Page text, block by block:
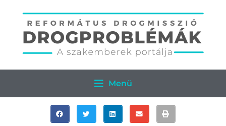
Menü